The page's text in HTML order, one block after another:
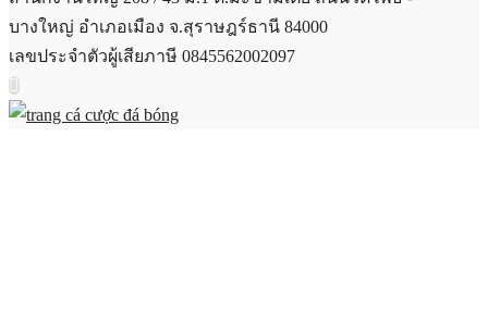
บางใหญ่ อำเภอเมือง จ.สุราษฎร์ธานี 84000
เลขประจำตัวผู้เสียภาษี 0845562002097